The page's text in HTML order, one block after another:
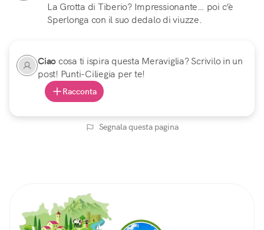
La Grotta di Tiberio? Impressionante… poi c’è
Sperlonga con il suo dedalo di viuzze.
Ciaocosa ti ispira questa Meraviglia? Scrivilo in un
post! Punti-Ciliegia per te!
Racconta
Segnala questa pagina